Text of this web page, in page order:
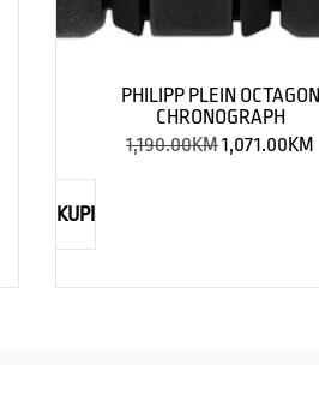
PHILIPP PLEIN OCTAGON
CHRONOGRAPH
1,190.00KM1,071.00 KM
KUPI